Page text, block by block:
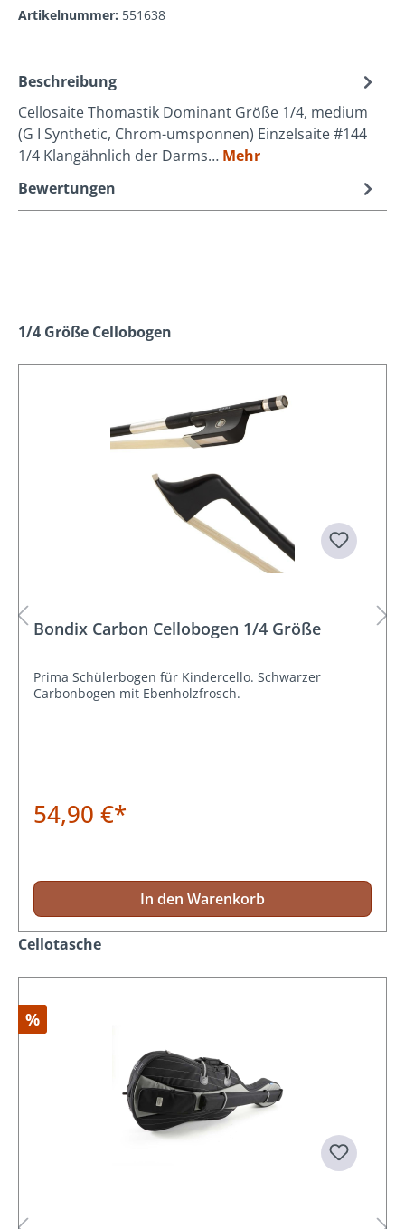
Artikelnummer: 551638
Beschreibung
Cellosaite Thomastik Dominant Größe 1/4, medium
(G I Synthetic, Chrom-umsponnen) Einzelsaite #144
1/4 Klangähnlich der Darms… Mehr
Bewertungen
Produktgalerie überspringen
1/4 Größe Cellobogen
Bondix Carbon Cellobogen 1/4 Größe
Prima Schülerbogen für Kindercello. Schwarzer
Carbonbogen mit Ebenholzfrosch.
54,90 €*
In den Warenkorb
Produktgalerie überspringen
Cellotasche
%